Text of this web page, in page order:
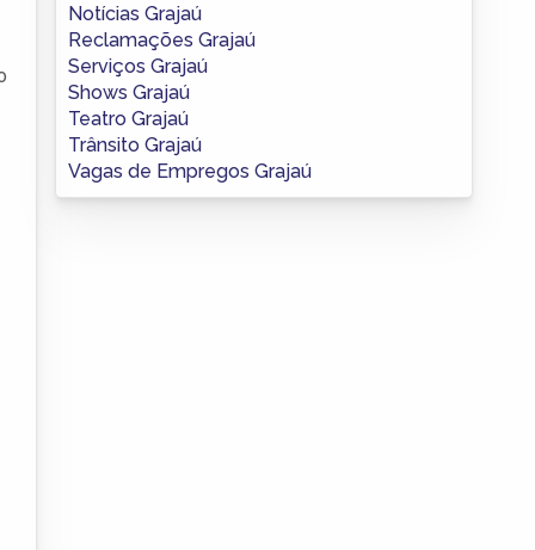
Notícias Grajaú
Reclamações Grajaú
Serviços Grajaú
Shows Grajaú
Teatro Grajaú
Trânsito Grajaú
Vagas de Empregos Grajaú